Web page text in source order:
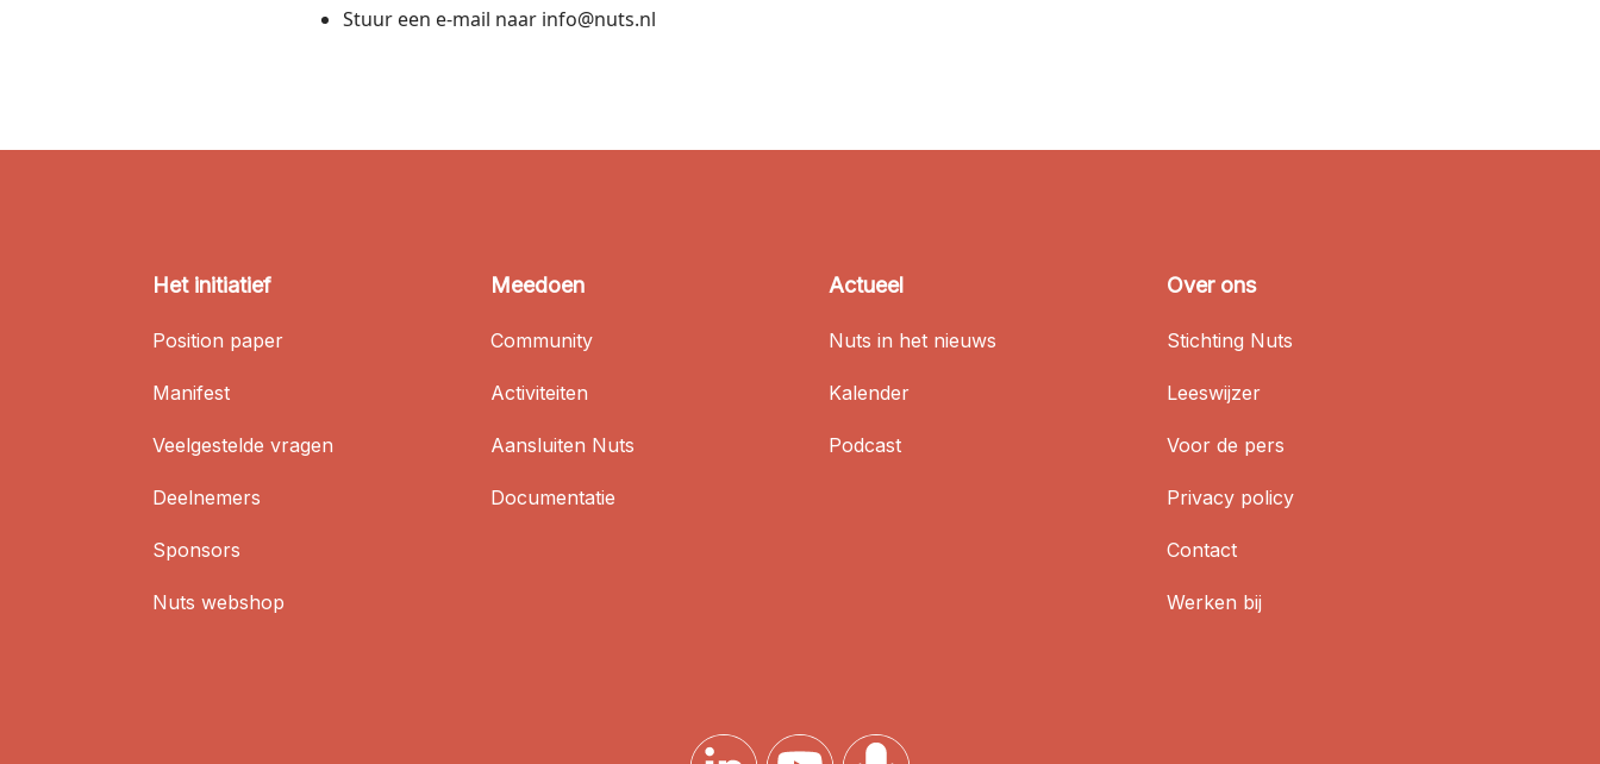
Stuur een e-mail naar info@nuts.nl
Het initiatief
Position paper
Manifest
Veelgestelde vragen
Deelnemers
Sponsors
Nuts webshop
Meedoen
Community
Activiteiten
Aansluiten Nuts
Documentatie
Actueel
Nuts in het nieuws
Kalender
Podcast
Over ons
Stichting Nuts
Leeswijzer
Voor de pers
Privacy policy
Contact
Werken bij